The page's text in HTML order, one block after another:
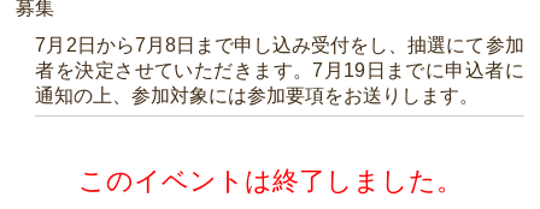
募集
7月2日から7月8日まで申し込み受付をし、抽選にて参加
者を決定させていただきます。7月19日までに申込者に
通知の上、参加対象には参加要項をお送りします。
このイベントは終了しました。